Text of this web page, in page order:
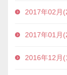
2017年02月
2017年01月
2016年12月